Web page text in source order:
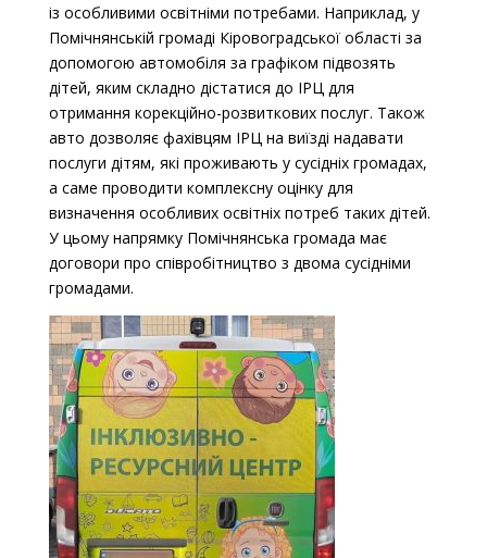
із особливими освітніми потребами. Наприклад, у
Помічнянській громаді Кіровоградської області за
допомогою автомобіля за графіком підвозять
дітей, яким складно дістатися до ІРЦ для
отримання корекційно-розвиткових послуг. Також
авто дозволяє фахівцям ІРЦ на виїзді надавати
послуги дітям, які проживають у сусідніх громадах,
а саме проводити комплексну оцінку для
визначення особливих освітніх потреб таких дітей.
У цьому напрямку Помічнянська громада має
договори про співробітництво з двома сусідніми
громадами.